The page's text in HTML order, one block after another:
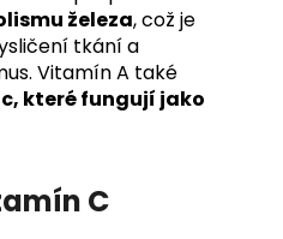
železa, což je
tkání a
Vitamín A také
které fungují jako
C